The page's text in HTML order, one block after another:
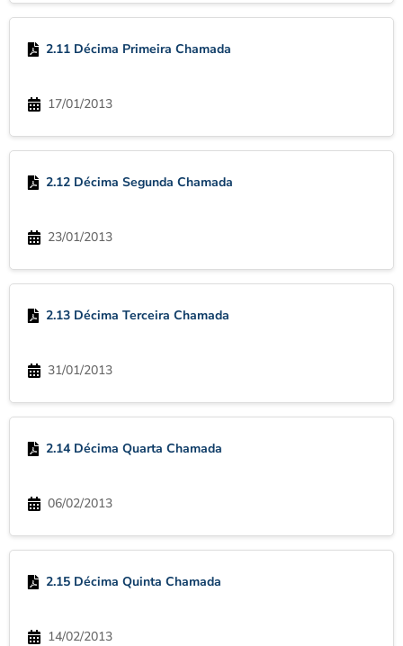
2.11 Décima Primeira Chamada
17/01/2013
2.12 Décima Segunda Chamada
23/01/2013
2.13 Décima Terceira Chamada
31/01/2013
2.14 Décima Quarta Chamada
06/02/2013
2.15 Décima Quinta Chamada
14/02/2013